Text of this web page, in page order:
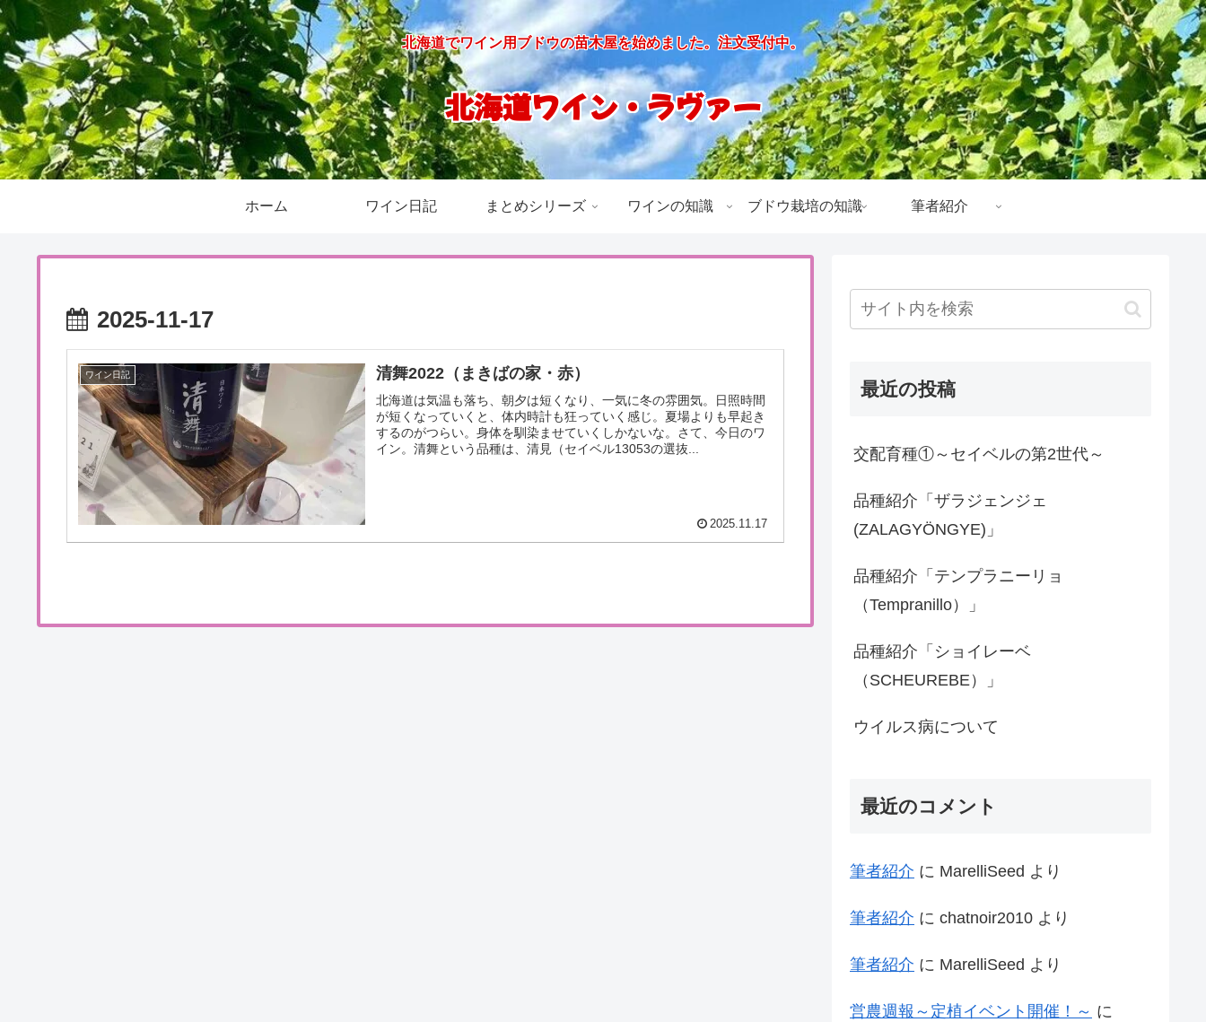
北海道でワイン用ブドウの苗木屋を始めました。注文受付中。
北海道ワイン・ラヴァー
ホーム ワイン日記 まとめシリーズ ワインの知識 ブドウ栽培の知識 筆者紹介
2025-11-17
ワイン日記 清舞2022（まきばの家・赤）
北海道は気温も落ち、朝夕は短くなり、一気に冬の雰囲気。日照時間
が短くなっていくと、体内時計も狂っていく感じ。夏場よりも早起き
するのがつらい。身体を馴染ませていくしかないな。さて、今日のワ
イン。清舞という品種は、清見（セイベル13053の選抜...
2025.11.17
最近の投稿
交配育種①～セイベルの第2世代～
品種紹介「ザラジェンジェ
(ZALAGYÖNGYE)」
品種紹介「テンプラニーリョ
（Tempranillo）」
品種紹介「ショイレーベ
（SCHEUREBE）」
ウイルス病について
最近のコメント
筆者紹介 に MarelliSeed より
筆者紹介 に chatnoir2010 より
筆者紹介 に MarelliSeed より
営農週報～定植イベント開催！～ に